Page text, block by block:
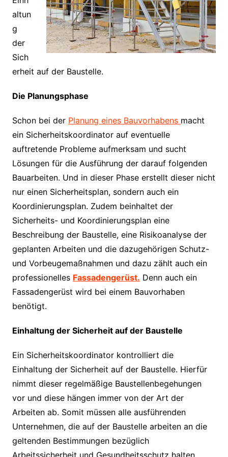
altun
g
der
Sich
erheit auf der Baustelle.
Die Planungsphase
Schon bei der Planung eines Bauvorhabens macht
ein Sicherheitskoordinator auf eventuelle
auftretende Probleme aufmerksam und sucht
Lösungen für die Ausführung der darauf folgenden
Bauarbeiten. Und in dieser Phase erstellt dieser nicht
nur einen Sicherheitsplan, sondern auch ein
Koordinierungsplan. Zudem beinhaltet der
Sicherheits- und Koordinierungsplan eine
Beschreibung der Baustelle, eine Risikoanalyse der
geplanten Arbeiten und die dazugehörigen Schutz-
und Vorbeugemaßnahmen und dazu zählt auch ein
professionelles Fassadengerüst. Denn auch ein
Fassadengerüst wird bei einem Bauvorhaben
benötigt.
Einhaltung der Sicherheit auf der Baustelle
Ein Sicherheitskoordinator kontrolliert die
Einhaltung der Sicherheit auf der Baustelle. Hierfür
nimmt dieser regelmäßige Baustellenbegehungen
vor und diese hängen immer von der Art der
Arbeiten ab. Somit müssen alle ausführenden
Unternehmen, die auf der Baustelle arbeiten an die
geltenden Bestimmungen bezüglich
Arbeitssicherheit und Gesundheitsschutz halten.